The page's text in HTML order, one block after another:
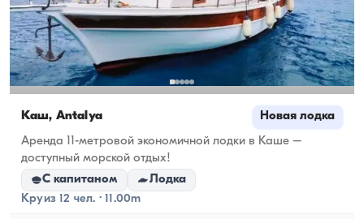
Каш, Antalya Новая лодка
Аренда 11-метровой экономичной лодки в Каше –
доступный морской отдых!
С капитаном
Лодка
Круиз 12 чел. · 11.00m